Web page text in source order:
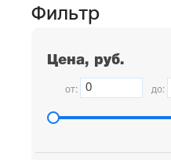
Фильтр
Цена, руб.
от: до: